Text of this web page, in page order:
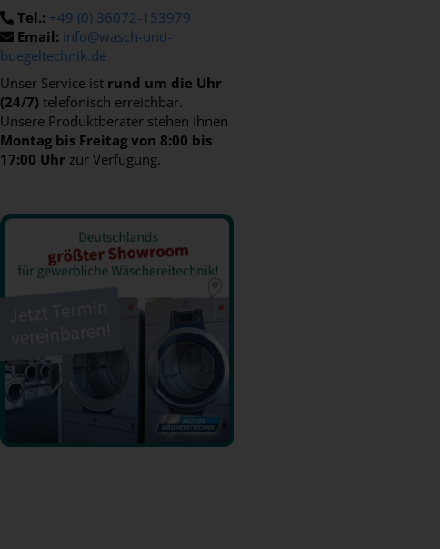
Tel.: +49 (0) 36072-153979
Email: info@wasch-und-
buegeltechnik.de
Unser Service ist rund um die Uhr
(24/7) telefonisch erreichbar.
Unsere Produktberater stehen Ihnen
Montag bis Freitag von 8:00 bis
17:00 Uhr zur Verfügung.